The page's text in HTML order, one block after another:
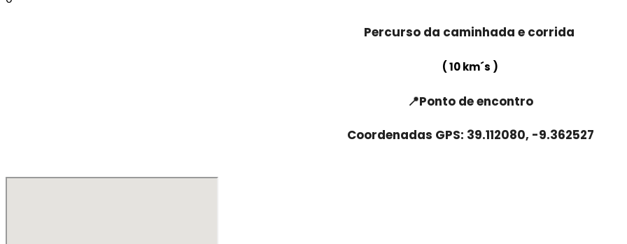
Percurso da caminhada e corrida
( 10 km´s )
📍Ponto de encontro
Coordenadas GPS: 39.112080, -9.362527